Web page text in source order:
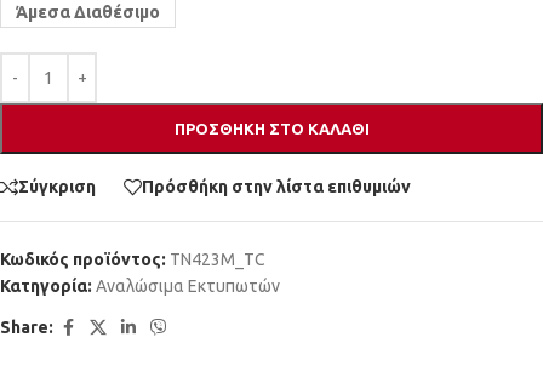
Άμεσα Διαθέσιμο
ΠΡΟΣΘΉΚΗ ΣΤΟ ΚΑΛΆΘΙ
Σύγκριση Πρόσθήκη στην λίστα επιθυμιών
Κωδικός προϊόντος: TN423M_TC
Κατηγορία: Αναλώσιμα Εκτυπωτών
Share: